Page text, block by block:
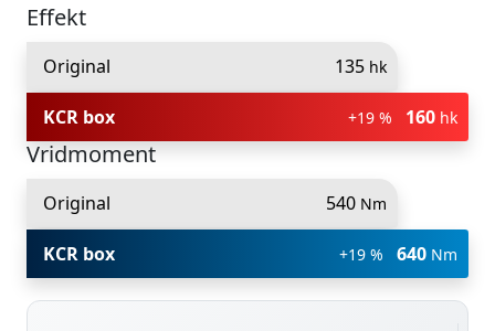
Effekt
Original 135 hk
KCR box +19 % 160 hk
Vridmoment
Original 540 Nm
KCR box +19 % 640 Nm